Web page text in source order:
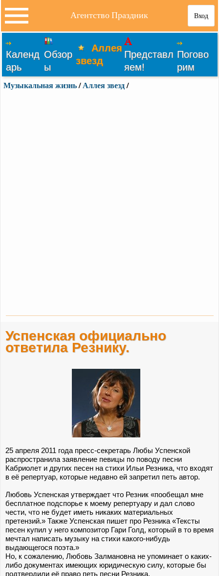
Вход
Агентство Праздник
Календ
арь
Обзор
ы
Аллея
звезд
Представл
яем!
Погово
рим
Музыкальная жизнь/Аллея звезд/
Успенская официально
ответила Резнику.
25 апреля 2011 года пресс-секретарь Любы Успенской
распространила заявление певицы по поводу песни
Кабриолет и других песен на стихи Ильи Резника, что входят
в её репертуар, которые недавно ей запретил петь автор.
Любовь Успенская утверждает что Резник «пообещал мне
бесплатное подспорье к моему репертуару и дал слово
чести, что не будет иметь никаких материальных
претензий.» Также Успенская пишет про Резника «Тексты
песен купил у него композитор Гари Голд, который в то время
мечтал написать музыку на стихи какого-нибудь
выдающегося поэта.»
Но, к сожалению, Любовь Залмановна не упоминает о каких-
либо документах имеющих юридическую силу, которые бы
подтвердили её право петь песни Резника.